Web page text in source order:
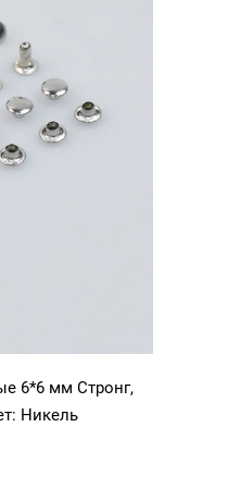
6*6 мм Стронг,
Никель